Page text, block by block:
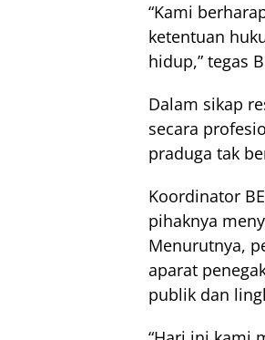
“Kami
ketentuan
hidup,” tegas
Dalam sikap
secara
praduga tak
Koordinator
pihaknya
Menurutnya,
aparat
publik dan